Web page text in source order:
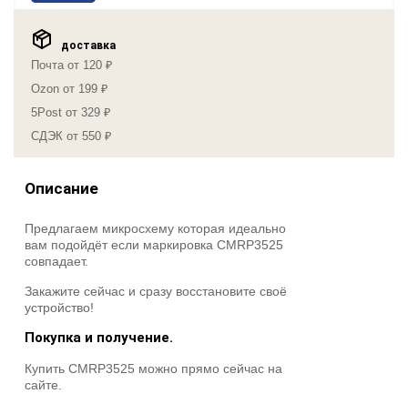
доставка
Почта от 120 ₽
Ozon от 199 ₽
5Post от 329 ₽
СДЭК от 550 ₽
Описание
Предлагаем микросхему которая идеально
вам подойдёт если маркировка CMRP3525
совпадает.
Закажите сейчас и сразу восстановите своё
устройство!
Покупка и получение.
Купить CMRP3525 можно прямо сейчас на
сайте.